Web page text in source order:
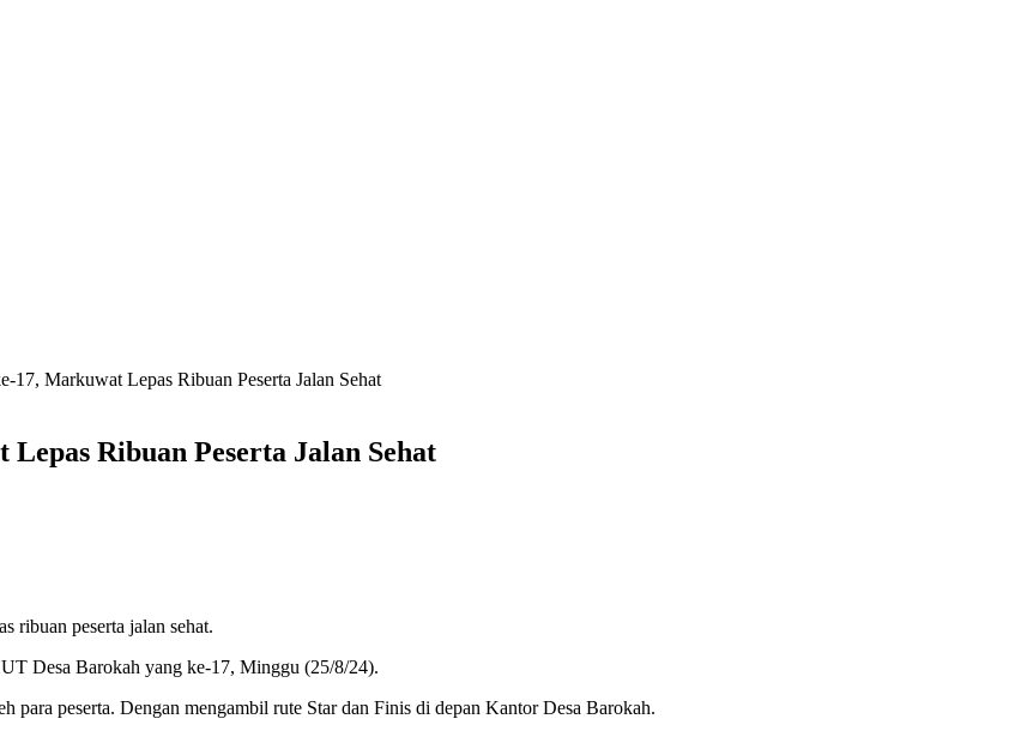
17, Markuwat Lepas Ribuan Peserta Jalan Sehat
Ribuan Peserta Jalan Sehat
ribuan peserta jalan sehat.
Desa Barokah yang ke-17, Minggu (25/8/24).
peserta. Dengan mengambil rute Star dan Finis di depan Kantor Desa Barokah.